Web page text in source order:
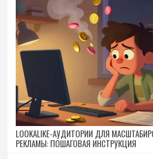
LOOKALIKE-АУДИТОРИИ ДЛЯ
РЕКЛАМЫ: ПОШАГОВАЯ ИНСТРУКЦИЯ